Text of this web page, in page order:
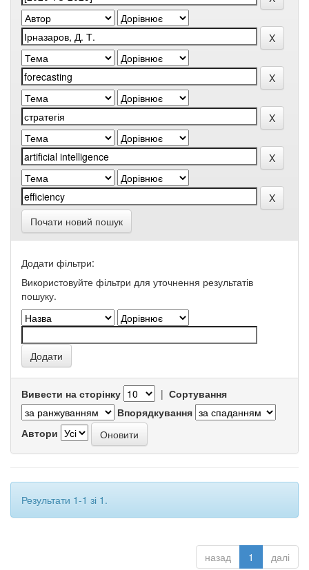
Почати новий пошук
Додати фільтри:
Використовуйте фільтри для уточнення результатів
пошуку.
Вивести на сторінку | Сортування
Впорядкування
Автори
Результати 1-1 зі 1.
назад 1 далі